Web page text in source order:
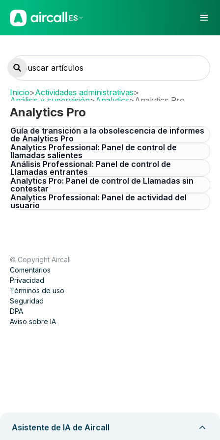
ES
Inicio>Actividades administrativas>
Análisis y supervisión> Analytics> Analytics Pro
Analytics Pro
Guía de transición a la obsolescencia de informes
de Analytics Pro
Analytics Professional: Panel de control de
llamadas salientes
Análisis Professional: Panel de control de
Llamadas entrantes
Analytics Pro: Panel de control de Llamadas sin
contestar
Analytics Professional: Panel de actividad del
usuario
© Copyright Aircall
Comentarios
Privacidad
Términos de uso
Seguridad
DPA
Aviso sobre IA
Asistente de IA de Aircall